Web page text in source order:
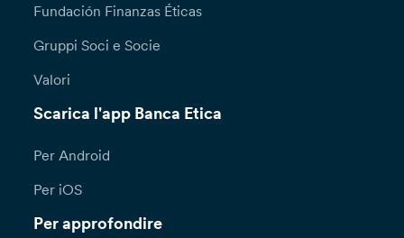
Fundación Finanzas Éticas
Gruppi Soci e Socie
Valori
Scarica l'app Banca Etica
Per Android
Per iOS
Per approfondire